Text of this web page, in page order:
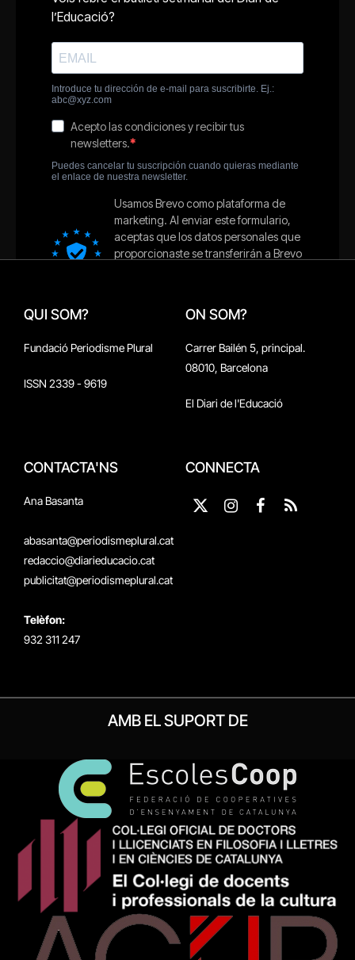
QUI SOM?
Fundació Periodisme Plural
ISSN 2339 - 9619
ON SOM?
Carrer Bailén 5, principal.
08010, Barcelona
El Diari de l'Educació
CONTACTA'NS
Ana Basanta
abasanta@periodismeplural.cat
redaccio@diarieducacio.cat
publicitat@periodismeplural.cat
Telèfon:
932 311 247
CONNECTA
X
Instagram
Facebook
RSS
AMB EL SUPORT DE